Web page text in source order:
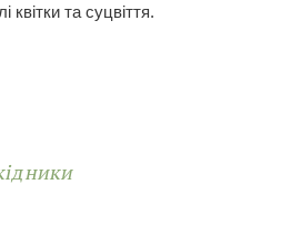
квітки та суцвіття.